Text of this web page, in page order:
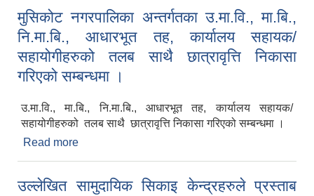
मुसिकोट नगरपालिका अन्तर्गतका उ.मा.वि., मा.बि.,
नि.मा.बि., आधारभूत तह, कार्यालय सहायक/
सहायोगीहरुको तलब साथै छात्रावृत्ति निकासा
गरिएको सम्बन्धमा ।
उ.मा.वि., मा.बि., नि.मा.बि., आधारभूत तह, कार्यालय सहायक/
सहायोगीहरुको तलब साथै छात्रावृत्ति निकासा गरिएको सम्बन्धमा ।
Read more
उल्लेखित सामुदायिक सिकाइ केन्द्रहरुले प्रस्ताब